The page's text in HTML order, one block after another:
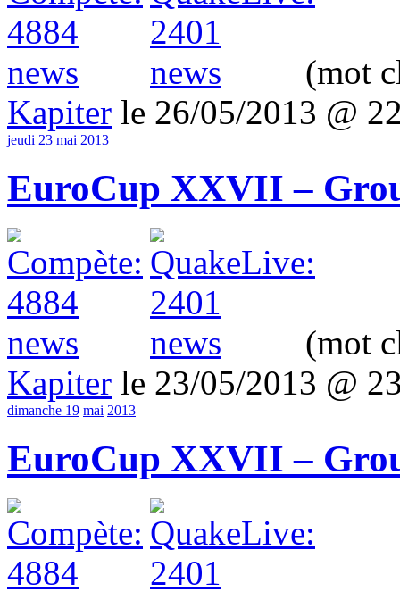
(mot
Kapiter le 26/05/2013 @
jeudi 23 mai 2013
EuroCup XXVII –
(mot
Kapiter le 23/05/2013 @
dimanche 19 mai 2013
EuroCup XXVII –